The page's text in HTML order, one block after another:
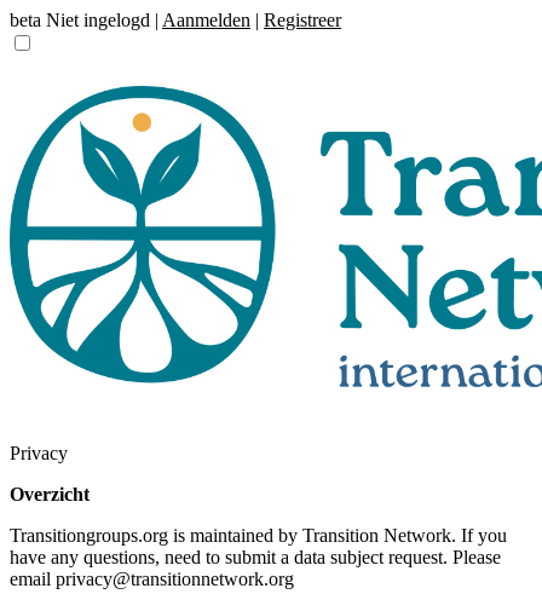
beta Niet ingelogd | Aanmelden | Registreer
Privacy
Overzicht
Transitiongroups.org is maintained by Transition Network. If you
have any questions, need to submit a data subject request. Please
email privacy@transitionnetwork.org